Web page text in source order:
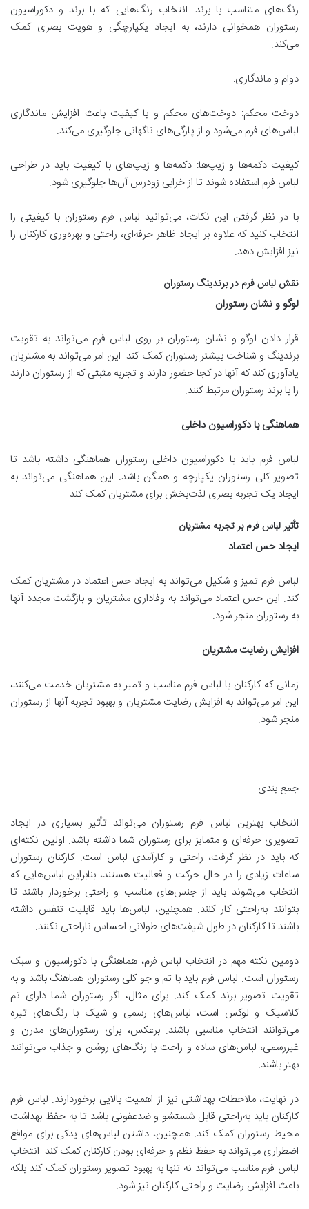
رنگ‌های متناسب با برند: انتخاب رنگ‌هایی که با برند و دکوراسیون
رستوران همخوانی دارند، به ایجاد یکپارچگی و هویت بصری کمک
می‌کند.
دوام و ماندگاری:
دوخت محکم: دوخت‌های محکم و با کیفیت باعث افزایش ماندگاری
لباس‌های فرم می‌شود و از پارگی‌های ناگهانی جلوگیری می‌کند.
کیفیت دکمه‌ها و زیپ‌ها: دکمه‌ها و زیپ‌های با کیفیت باید در طراحی
لباس فرم استفاده شوند تا از خرابی زودرس آن‌ها جلوگیری شود.
با در نظر گرفتن این نکات، می‌توانید لباس فرم رستوران با کیفیتی را
انتخاب کنید که علاوه بر ایجاد ظاهر حرفه‌ای، راحتی و بهره‌وری کارکنان را
نیز افزایش دهد.
نقش لباس فرم در برندینگ رستوران
لوگو و نشان رستوران
قرار دادن لوگو و نشان رستوران بر روی لباس فرم می‌تواند به تقویت
برندینگ و شناخت بیشتر رستوران کمک کند. این امر می‌تواند به مشتریان
یادآوری کند که آنها در کجا حضور دارند و تجربه مثبتی که از رستوران دارند
را با برند رستوران مرتبط کنند.
هماهنگی با دکوراسیون داخلی
لباس فرم باید با دکوراسیون داخلی رستوران هماهنگی داشته باشد تا
تصویر کلی رستوران یکپارچه و همگن باشد. این هماهنگی می‌تواند به
ایجاد یک تجربه بصری لذت‌بخش برای مشتریان کمک کند.
تأثیر لباس فرم بر تجربه مشتریان
ایجاد حس اعتماد
لباس فرم تمیز و شکیل می‌تواند به ایجاد حس اعتماد در مشتریان کمک
کند. این حس اعتماد می‌تواند به وفاداری مشتریان و بازگشت مجدد آنها
به رستوران منجر شود.
افزایش رضایت مشتریان
زمانی که کارکنان با لباس فرم مناسب و تمیز به مشتریان خدمت می‌کنند،
این امر می‌تواند به افزایش رضایت مشتریان و بهبود تجربه آنها از رستوران
منجر شود.
جمع بندی
انتخاب بهترین لباس فرم رستوران می‌تواند تأثیر بسیاری در ایجاد
تصویری حرفه‌ای و متمایز برای رستوران شما داشته باشد. اولین نکته‌ای
که باید در نظر گرفت، راحتی و کارآمدی لباس است. کارکنان رستوران
ساعات زیادی را در حال حرکت و فعالیت هستند، بنابراین لباس‌هایی که
انتخاب می‌شوند باید از جنس‌های مناسب و راحتی برخوردار باشند تا
بتوانند به‌راحتی کار کنند. همچنین، لباس‌ها باید قابلیت تنفس داشته
باشند تا کارکنان در طول شیفت‌های طولانی احساس ناراحتی نکنند.
دومین نکته مهم در انتخاب لباس فرم، هماهنگی با دکوراسیون و سبک
رستوران است. لباس فرم باید با تم و جو کلی رستوران هماهنگ باشد و به
تقویت تصویر برند کمک کند. برای مثال، اگر رستوران شما دارای تم
کلاسیک و لوکس است، لباس‌های رسمی و شیک با رنگ‌های تیره
می‌توانند انتخاب مناسبی باشند. برعکس، برای رستوران‌های مدرن و
غیررسمی، لباس‌های ساده و راحت با رنگ‌های روشن و جذاب می‌توانند
بهتر باشند.
در نهایت، ملاحظات بهداشتی نیز از اهمیت بالایی برخوردارند. لباس فرم
کارکنان باید به‌راحتی قابل شستشو و ضدعفونی باشد تا به حفظ بهداشت
محیط رستوران کمک کند. همچنین، داشتن لباس‌های یدکی برای مواقع
اضطراری می‌تواند به حفظ نظم و حرفه‌ای بودن کارکنان کمک کند. انتخاب
لباس فرم مناسب می‌تواند نه تنها به بهبود تصویر رستوران کمک کند بلکه
باعث افزایش رضایت و راحتی کارکنان نیز شود.